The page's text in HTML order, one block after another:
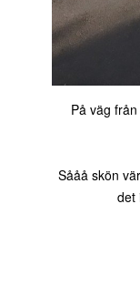
På väg
Sååå skön
det